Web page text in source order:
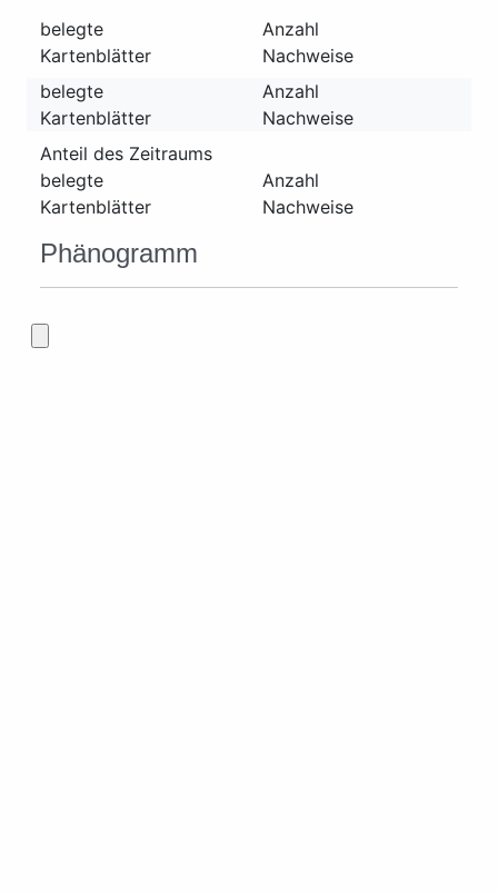
belegte
Kartenblätter
Anzahl
Nachweise
belegte
Kartenblätter
Anzahl
Nachweise
Anteil des Zeitraums
belegte
Kartenblätter
Anzahl
Nachweise
Phänogramm